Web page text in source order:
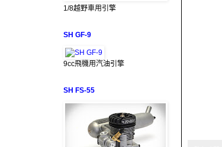
1/8越野車用引擎
SH GF-9
9cc飛機用汽油引擎
SH FS-55